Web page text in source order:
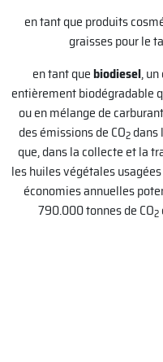
en tant que produits
graisses pour le
en tant quebiodiesel,
entièrement biodégradable
ou en mélange de
des émissions de CO2dans
que, dans la collecte et la
les huiles végétales
économies annuelles
790.000 tonnes de CO2